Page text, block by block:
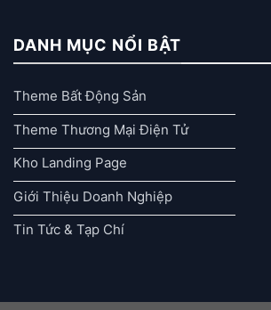
DANH MỤC NỔI BẬT
Theme Bất Động Sản
Theme Thương Mại Điện Tử
Kho Landing Page
Giới Thiệu Doanh Nghiệp
Tin Tức & Tạp Chí